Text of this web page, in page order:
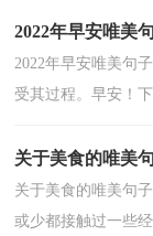
2022年早安唯美
2022年早安唯美句
受其过程。早安！
关于美食的唯美
关于美食的唯美句
或少都接触过一些